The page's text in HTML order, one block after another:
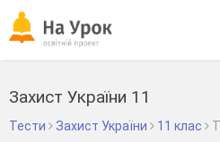
Захист України 11
Тести Захист України 11 клас